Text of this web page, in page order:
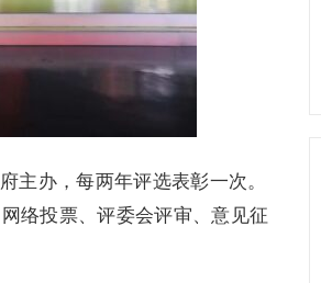
主办，每两年评选表彰一次。
络投票、评委会评审、意见征